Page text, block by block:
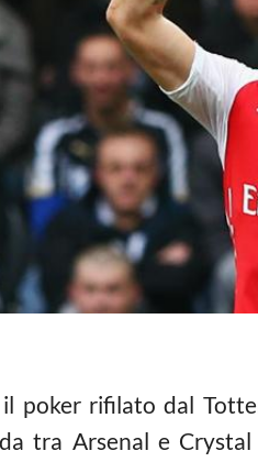
poker rifilato dal
tra Arsenal e